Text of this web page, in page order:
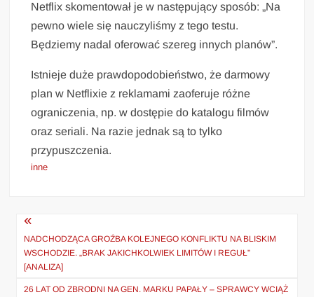
Netflix skomentował je w następujący sposób: „Na
pewno wiele się nauczyliśmy z tego testu.
Będziemy nadal oferować szereg innych planów”.
Istnieje duże prawdopodobieństwo, że darmowy
plan w Netflixie z reklamami zaoferuje różne
ograniczenia, np. w dostępie do katalogu filmów
oraz seriali. Na razie jednak są to tylko
przypuszczenia.
inne
Nawigacja
wpisu
NADCHODZĄCA GROŹBA KOLEJNEGO KONFLIKTU NA BLISKIM
WSCHODZIE. „BRAK JAKICHKOLWIEK LIMITÓW I REGUŁ”
[ANALIZA]
26 LAT OD ZBRODNI NA GEN. MARKU PAPAŁY – SPRAWCY WCIĄŻ